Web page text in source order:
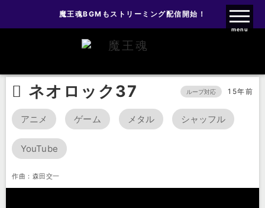
魔王魂ファンクラブ
魔王魂BGMもストリーミング配信開始！
menu
ネオロック37 ループ対応 15年前
アニメ ゲーム メタル シャッフル
YouTube
作曲：森田交一